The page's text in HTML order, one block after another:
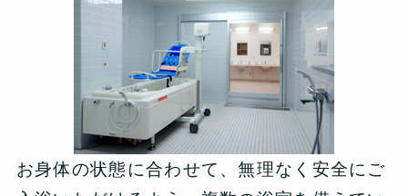
お身体の状態に合わせて、無理なく安全にご